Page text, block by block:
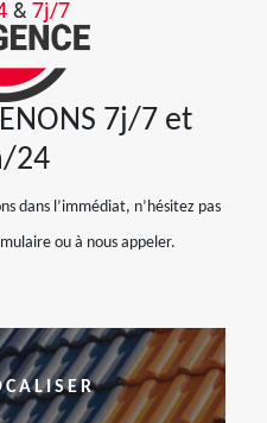
7j/7 et
24
dans l’immédiat, n’hésitez pas
ou à nous appeler.